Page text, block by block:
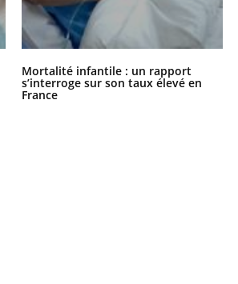
Mortalité infantile : un rapport
s’interroge sur son taux élevé en
France